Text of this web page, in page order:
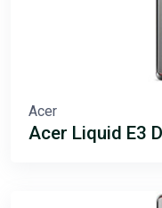
Acer
Acer Liquid E3